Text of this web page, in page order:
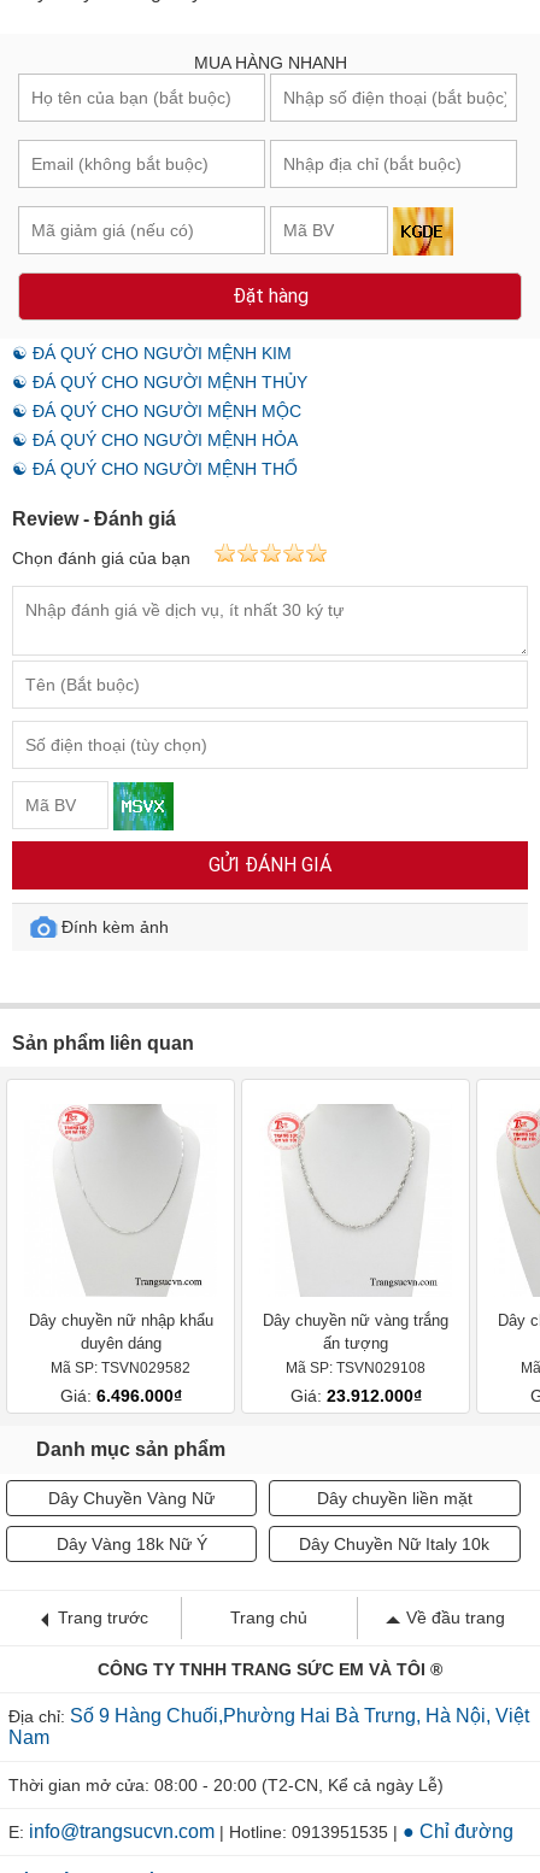
MUA HÀNG NHANH
Đặt hàng
☯ ĐÁ QUÝ CHO NGƯỜI MỆNH KIM
☯ ĐÁ QUÝ CHO NGƯỜI MỆNH THỦY
☯ ĐÁ QUÝ CHO NGƯỜI MỆNH MỘC
☯ ĐÁ QUÝ CHO NGƯỜI MỆNH HỎA
☯ ĐÁ QUÝ CHO NGƯỜI MỆNH THỔ
Review - Đánh giá
Chọn đánh giá của bạn
GỬI ĐÁNH GIÁ
Đính kèm ảnh
Sản phẩm liên quan
Dây chuyền nữ nhập khẩu
duyên dáng
Mã SP: TSVN029582
Giá: 6.496.000₫
Dây chuyền nữ vàng trắng
ấn tượng
Mã SP: TSVN029108
Giá: 23.912.000₫
Dây
Danh mục sản phẩm
Dây Chuyền Vàng Nữ Dây chuyền liền mặt
Dây Vàng 18k Nữ Ý Dây Chuyền Nữ Italy 10k
Trang trước Trang chủ Về đầu trang
CÔNG TY TNHH TRANG SỨC EM VÀ TÔI ®
Địa chỉ: Số 9 Hàng Chuối,Phường Hai Bà Trưng, Hà Nội, Việt
Nam
Thời gian mở cửa: 08:00 - 20:00 (T2-CN, Kể cả ngày Lễ)
E: info@trangsucvn.com | Hotline: 0913951535 | ● Chỉ đường